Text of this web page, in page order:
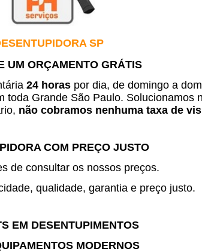
SP
UM ORÇAMENTO GRÁTIS
24 horaspor dia, de domingo a
toda Grande São Paulo. Solucionamos
não cobramos nenhuma taxa de
COM PREÇO JUSTO
de consultar os nossos preços.
qualidade, garantia e preço justo.
EM DESENTUPIMENTOS
MODERNOS